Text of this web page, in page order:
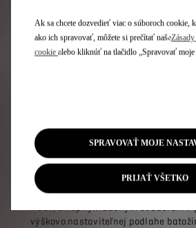
VEĽKORYSÝ VNÚTORNÝ PRIESTOR A
MODULARITA
Nová N°7 ponúka veľkorysý
priestrannému interiéru, mnohým
priestorom, batožinovému priestoru
litrov, sklopným zadným sedadlám v
výškovo nastaviteľnej podlahe
Ak sa chcete dozvedieť viac o súboroch cookie,
ako ich spravovať, môžete si prečítať naše
cookie alebo kliknúť na tlačidlo „Spravovať moje
SPRAVOVAŤ MOJE
PRIJAŤ VŠETKO